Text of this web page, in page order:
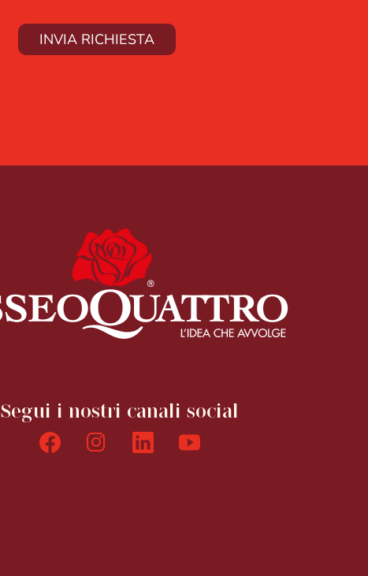
INVIA RICHIESTA
Segui i nostri canali social